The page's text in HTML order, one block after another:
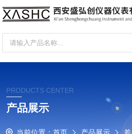
PRODUCTS CENTER
产品展示